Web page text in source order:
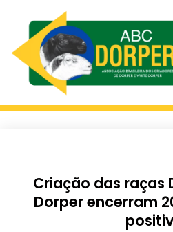
Criação das raças
Dorper encerram